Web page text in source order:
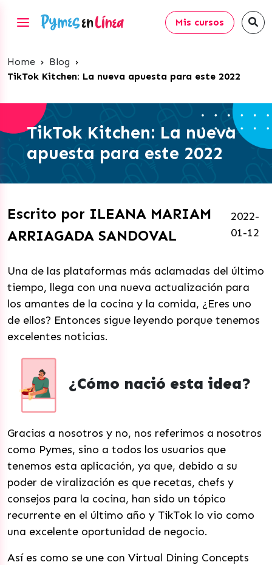
Mis cursos
Home › Blog ›
TikTok Kitchen: La nueva apuesta para este 2022
TikTok Kitchen: La nueva
apuesta para este 2022
Escrito por ILEANA MARIAM
ARRIAGADA SANDOVAL
2022-
01-12
Una de las plataformas más aclamadas del último
tiempo, llega con una nueva actualización para
los amantes de la cocina y la comida, ¿Eres uno
de ellos? Entonces sigue leyendo porque tenemos
excelentes noticias.
¿Cómo nació esta idea?
Gracias a nosotros y no, nos referimos a nosotros
como Pymes, sino a todos los usuarios que
tenemos esta aplicación, ya que, debido a su
poder de viralización es que recetas, chefs y
consejos para la cocina, han sido un tópico
recurrente en el último año y TikTok lo vio como
una excelente oportunidad de negocio.
Así es como se une con Virtual Dining Concepts